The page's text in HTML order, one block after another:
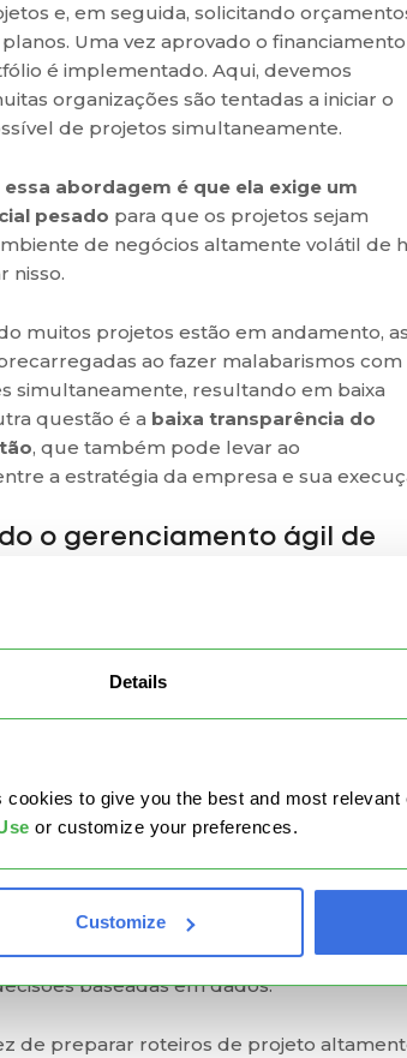
Details
to give you the best and most
or customize your preferences.
Customize
e, em seguida, solicitando
Uma vez aprovado o financiamento
é implementado. Aqui, devemos
organizações são tentadas a iniciar o
de projetos simultaneamente.
abordagem é que ela exige um
pesado para que os projetos sejam
de negócios altamente volátil de
nisso.
muitos projetos estão em andamento,
ao fazer malabarismos com
simultaneamente, resultando em baixa
questão é a baixa transparência do
, que também pode levar ao
a estratégia da empresa e sua
o gerenciamento ágil de
de ciclos de feedback rápidos, os
e como eles se alinham às iniciativas
também frequentemente se envolvem em
com gerentes de projeto ou
para identificar pequenos experimentos
melhorar a entrega de um determinado
permite que eles obtenham feedback
baseadas em dados.
de preparar roteiros de projeto